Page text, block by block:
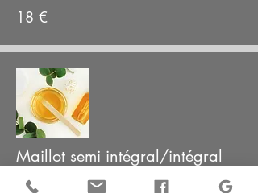
18 €
Maillot semi intégral/intégral
20 € / 22 €